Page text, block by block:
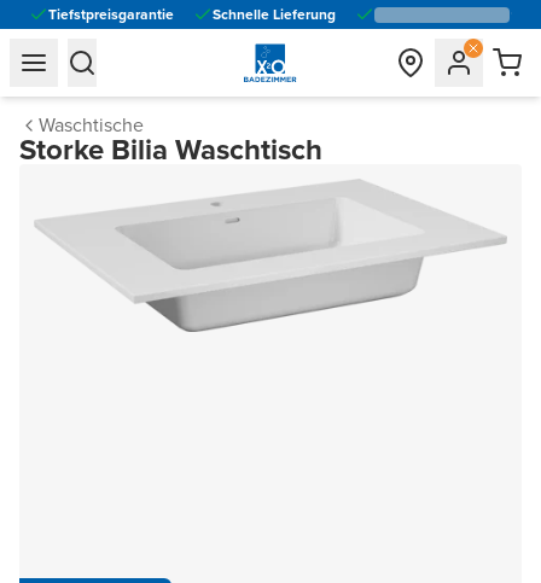
Tiefstpreisgarantie Schnelle Lieferung
general.navigation.toggle_menu.label
general.navigation.toggle_menu.label
Waschtische
Storke Bilia Waschtisch